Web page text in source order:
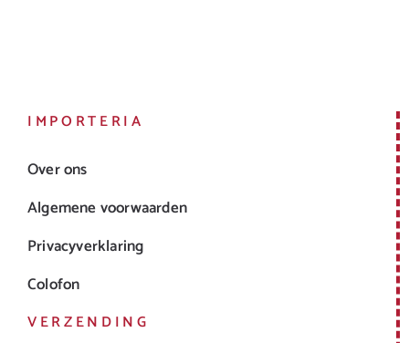
IMPORTERIA
Over ons
Algemene voorwaarden
Privacyverklaring
Colofon
VERZENDING